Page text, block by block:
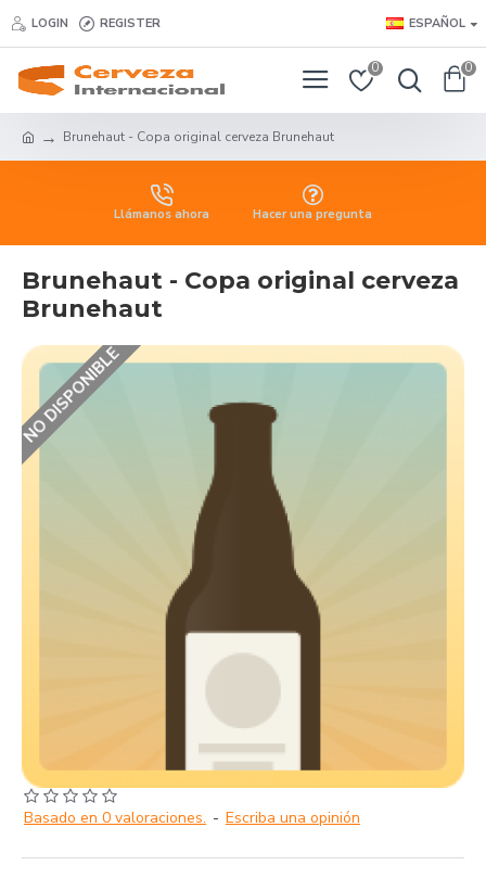
LOGIN REGISTER ESPAÑOL
0 0
Brunehaut - Copa original cerveza Brunehaut
Llámanos ahora Hacer una pregunta
Brunehaut - Copa original cerveza
Brunehaut
NO DISPONIBLE
Basado en 0 valoraciones. - Escriba una opinión